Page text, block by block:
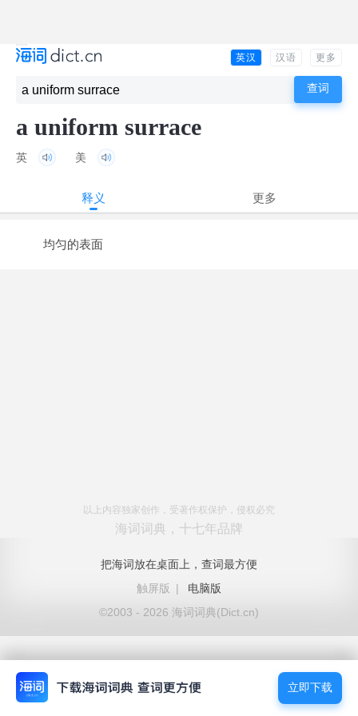
英汉 汉语 更多
a uniform surrace
英 美
释义 更多
均匀的表面
以上内容独家创作，受著作权保护，侵权必究
海词词典，十七年品牌
把海词放在桌面上，查词最方便
触屏版
|
电脑版
©2003 - 2026 海词词典(Dict.cn)
立即下载
立即下载